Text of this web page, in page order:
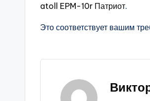
atoll EPM-10r Патриот.
Это соответствует вашим